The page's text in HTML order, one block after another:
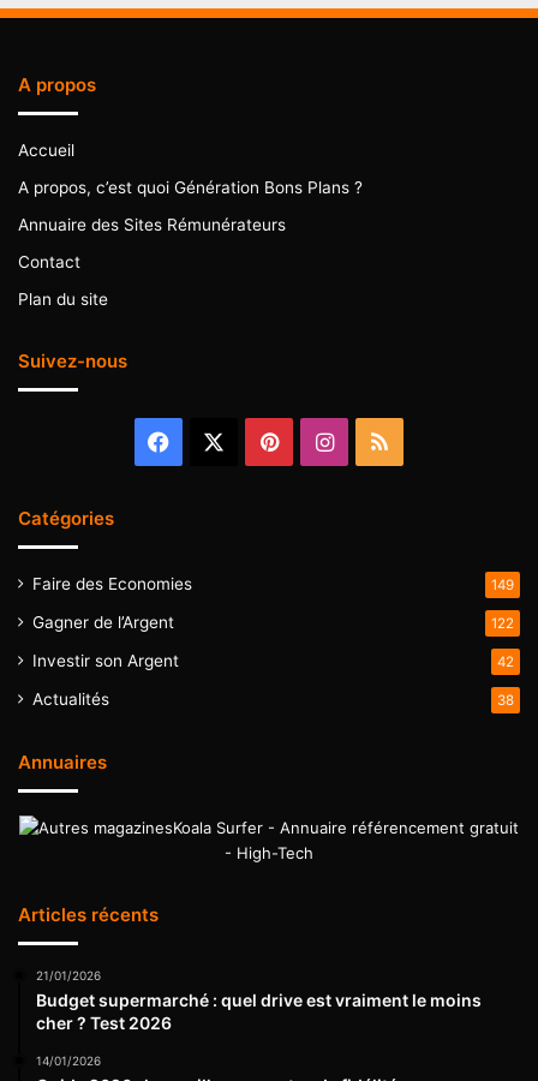
A propos
Accueil
A propos, c’est quoi Génération Bons Plans ?
Annuaire des Sites Rémunérateurs
Contact
Plan du site
Suivez-nous
Facebook PinterestInstagram
RSS
Catégories
Faire des Economies 149
Gagner de l’Argent 122
Investir son Argent 42
Actualités 38
Annuaires
Koala Surfer - Annuaire référencement gratuit
- High-Tech
Articles récents
21/01/2026
Budget supermarché : quel drive est vraiment le moins
cher ? Test 2026
14/01/2026